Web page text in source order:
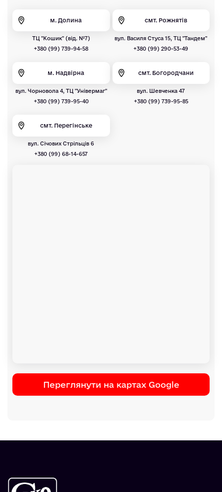
м. Долина
ТЦ "Кошик" (від. №7)
+380 (99) 739-94-58
смт. Рожнятів
вул. Василя Стуса 15, ТЦ "Тандем"
+380 (99) 290-53-49
м. Надвірна
вул. Чорновола 4, ТЦ "Універмаг"
+380 (99) 739-95-40
смт. Богородчани
вул. Шевченка 47
+380 (99) 739-95-85
смт. Перегінське
вул. Січових Стрільців 6
+380 (99) 68-14-657
Переглянути на картах Google